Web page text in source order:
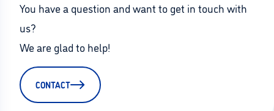
You have a question and want to get in touch with
us?
We are glad to help!
CONTACT